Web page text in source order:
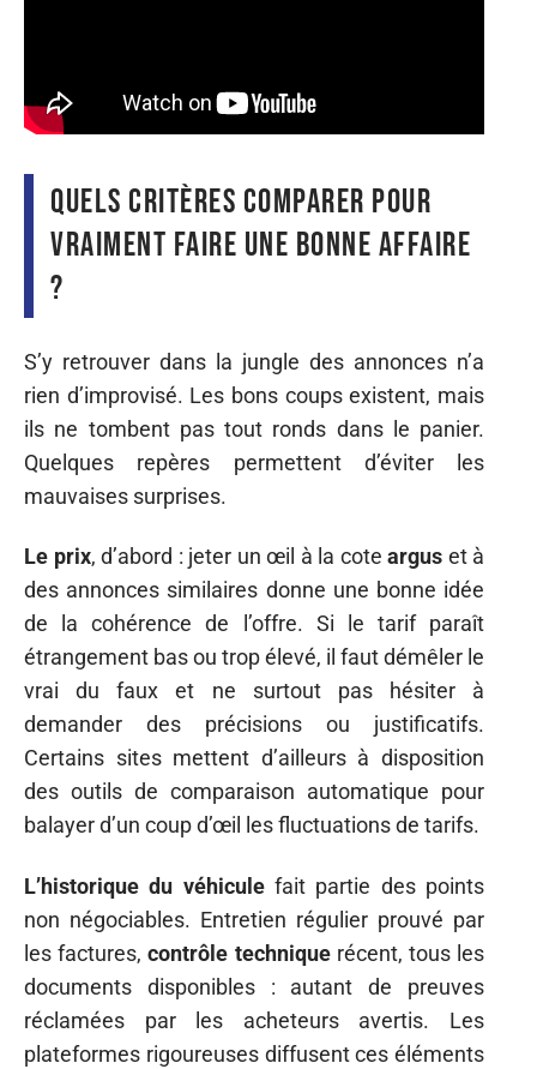
Quels critères comparer pour
vraiment faire une bonne affaire
?
S’y retrouver dans la jungle des annonces n’a
rien d’improvisé. Les bons coups existent, mais
ils ne tombent pas tout ronds dans le panier.
Quelques repères permettent d’éviter les
mauvaises surprises.
Le prix, d’abord : jeter un œil à la cote argus et à
des annonces similaires donne une bonne idée
de la cohérence de l’offre. Si le tarif paraît
étrangement bas ou trop élevé, il faut démêler le
vrai du faux et ne surtout pas hésiter à
demander des précisions ou justificatifs.
Certains sites mettent d’ailleurs à disposition
des outils de comparaison automatique pour
balayer d’un coup d’œil les fluctuations de tarifs.
L’historique du véhiculefait partie des points
non négociables. Entretien régulier prouvé par
les factures,contrôle techniquerécent, tous les
documents disponibles : autant de preuves
réclamées par les acheteurs avertis. Les
plateformes rigoureuses diffusent ces éléments